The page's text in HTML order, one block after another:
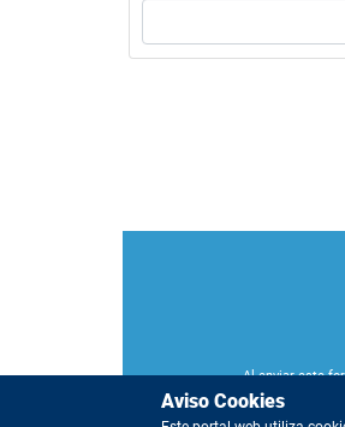
Al enviar este
cancelar la
Aviso Cookies